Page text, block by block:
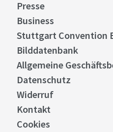
Presse
Business
Stuttgart Convention
Bilddatenbank
Allgemeine
Datenschutz
Widerruf
Kontakt
Cookies